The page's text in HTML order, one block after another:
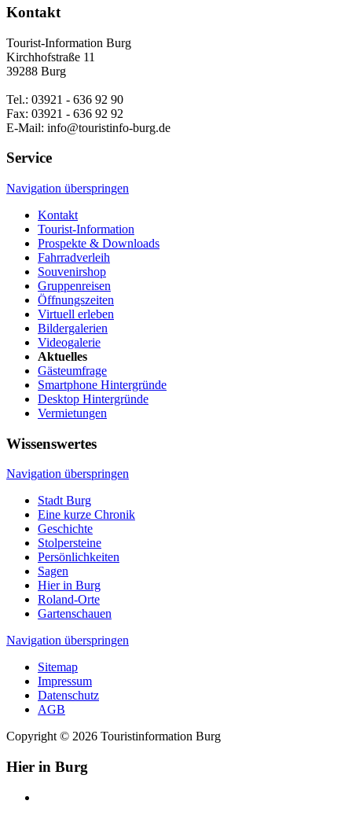
Kontakt
Tourist-Information Burg
Kirchhofstraße 11
39288 Burg
Tel.: 03921 - 636 92 90
Fax: 03921 - 636 92 92
E-Mail: info@touristinfo-burg.de
Service
Navigation überspringen
Kontakt
Tourist-Information
Prospekte & Downloads
Fahrradverleih
Souvenirshop
Gruppenreisen
Öffnungszeiten
Virtuell erleben
Bildergalerien
Videogalerie
Aktuelles
Gästeumfrage
Smartphone Hintergründe
Desktop Hintergründe
Vermietungen
Wissenswertes
Navigation überspringen
Stadt Burg
Eine kurze Chronik
Geschichte
Stolpersteine
Persönlichkeiten
Sagen
Hier in Burg
Roland-Orte
Gartenschauen
Navigation überspringen
Sitemap
Impressum
Datenschutz
AGB
Copyright © 2026 Touristinformation Burg
Hier in Burg